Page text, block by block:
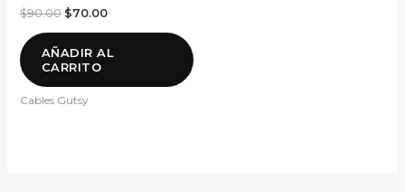
$90.00 $70.00
AÑADIR AL
CARRITO
Cables Gutsy